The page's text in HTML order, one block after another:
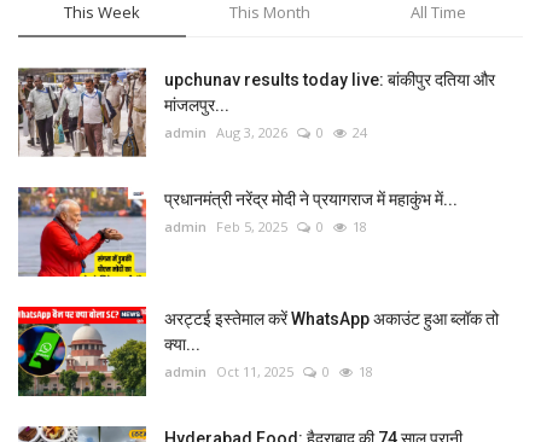
This Week This Month All Time
upchunav results today live: बांकीपुर दतिया और
मांजलपुर...
admin Aug 3, 2026 0 24
प्रधानमंत्री नरेंद्र मोदी ने प्रयागराज में महाकुंभ में...
admin Feb 5, 2025 0 18
अरट्टई इस्तेमाल करें WhatsApp अकाउंट हुआ ब्लॉक तो
क्या...
admin Oct 11, 2025 0 18